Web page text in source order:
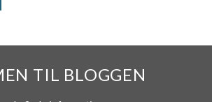
TIL BLOGGEN